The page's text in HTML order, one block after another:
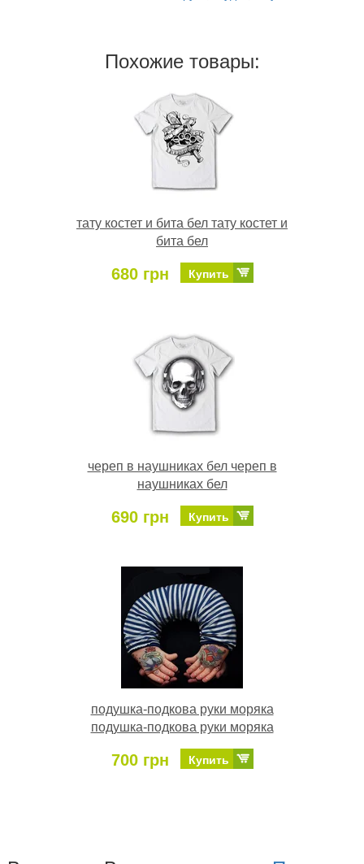
Похожие товары:
тату костет и бита бел тату костет и
бита бел
680 грн Купить
череп в наушниках бел череп в
наушниках бел
690 грн Купить
подушка-подкова руки моряка
подушка-подкова руки моряка
700 грн Купить